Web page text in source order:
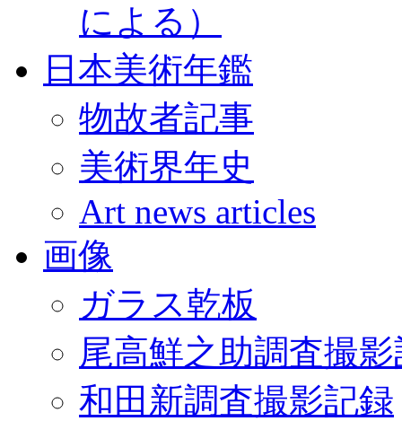
による）
日本美術年鑑
物故者記事
美術界年史
Art news articles
画像
ガラス乾板
尾高鮮之助調査撮
和田新調査撮影記録